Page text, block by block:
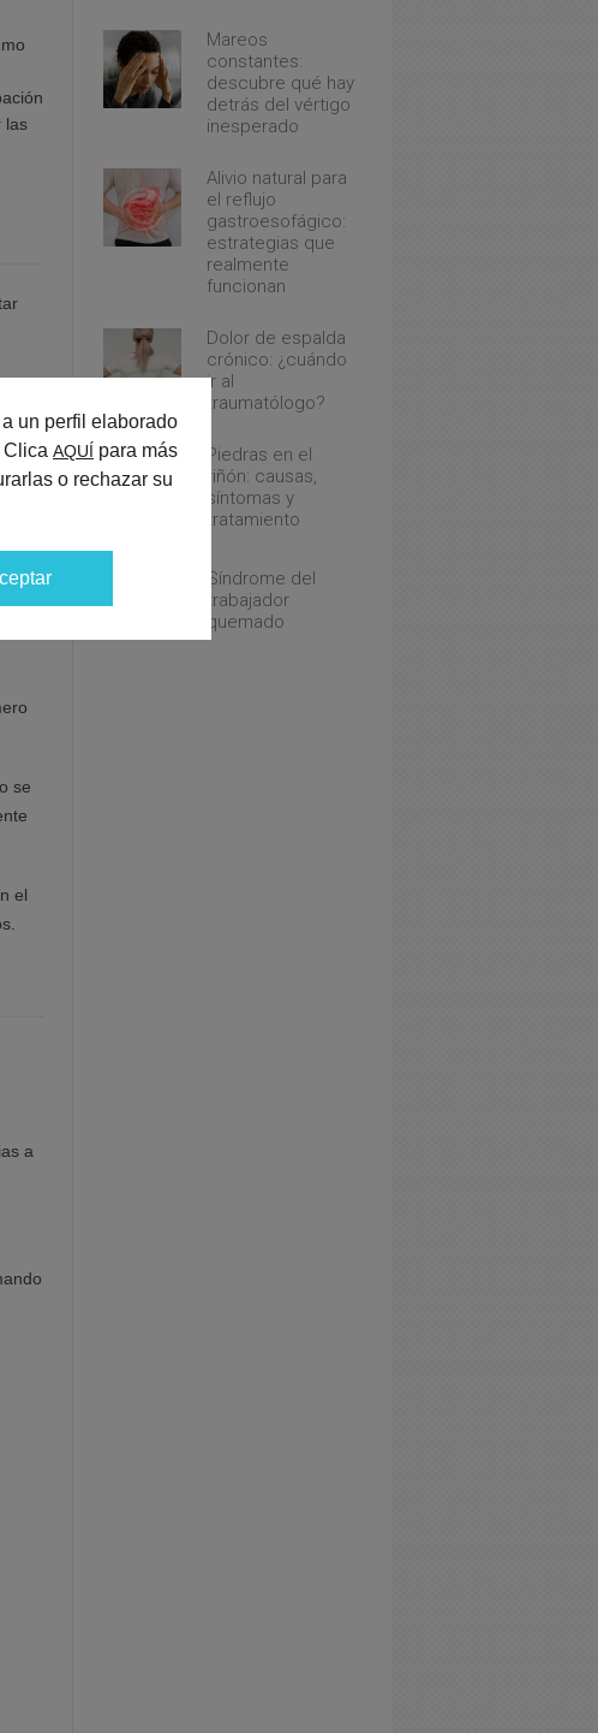
las
ser
un
se
el
a
Mareos
constantes:
descubre qué hay
detrás del vértigo
inesperado
Alivio natural para
el reflujo
gastroesofágico:
estrategias que
realmente
funcionan
Dolor de espalda
crónico: ¿cuándo
ir al
traumatólogo?
Piedras en el
riñón: causas,
síntomas y
tratamiento
Síndrome del
trabajador
quemado
un perfil elaborado
Clica AQUÍ para más
o rechazar su